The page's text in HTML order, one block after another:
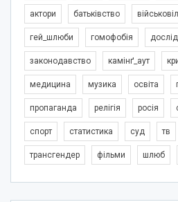
актори батьківство
гей_шлюби гомофобія
законодавство камінґ_аут
медицина музика освіта
пропаганда релігія росія
спорт статистика суд тв
трансгендер фільми шлюб